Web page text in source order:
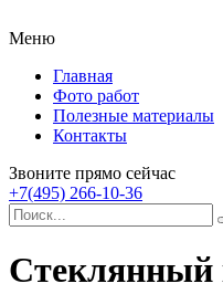
Меню
Главная
Фото работ
Полезные материалы
Контакты
Звоните прямо сейчас
+7(495) 266-10-36
Стеклянный